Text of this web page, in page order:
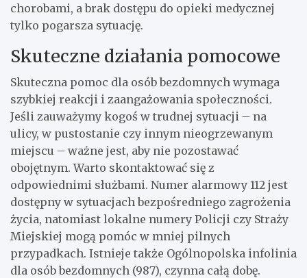
chorobami, a brak dostępu do opieki medycznej
tylko pogarsza sytuację.
Skuteczne działania pomocowe
Skuteczna pomoc dla osób bezdomnych wymaga
szybkiej reakcji i zaangażowania społeczności.
Jeśli zauważymy kogoś w trudnej sytuacji – na
ulicy, w pustostanie czy innym nieogrzewanym
miejscu – ważne jest, aby nie pozostawać
obojętnym. Warto skontaktować się z
odpowiednimi służbami. Numer alarmowy 112 jest
dostępny w sytuacjach bezpośredniego zagrożenia
życia, natomiast lokalne numery Policji czy Straży
Miejskiej mogą pomóc w mniej pilnych
przypadkach. Istnieje także Ogólnopolska infolinia
dla osób bezdomnych (987), czynna całą dobę.